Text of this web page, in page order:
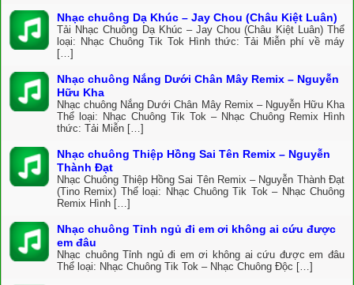
Nhạc chuông Dạ Khúc – Jay Chou (Châu Kiệt Luân)
Tải Nhạc Chuông Dạ Khúc – Jay Chou (Châu Kiệt Luân) Thể
loại: Nhạc Chuông Tik Tok Hình thức: Tải Miễn phí về máy
[…]
Nhạc chuông Nắng Dưới Chân Mây Remix – Nguyễn
Hữu Kha
Nhạc chuông Nắng Dưới Chân Mây Remix – Nguyễn Hữu Kha
Thể loại: Nhạc Chuông Tik Tok – Nhạc Chuông Remix Hình
thức: Tải Miễn […]
Nhạc chuông Thiệp Hồng Sai Tên Remix – Nguyễn
Thành Đạt
Nhạc Chuông Thiệp Hồng Sai Tên Remix – Nguyễn Thành Đạt
(Tino Remix) Thể loại: Nhạc Chuông Tik Tok – Nhạc Chuông
Remix Hình […]
Nhạc chuông Tỉnh ngủ đi em ơi không ai cứu được
em đâu
Nhạc chuông Tỉnh ngủ đi em ơi không ai cứu được em đâu
Thể loại: Nhạc Chuông Tik Tok – Nhạc Chuông Độc […]